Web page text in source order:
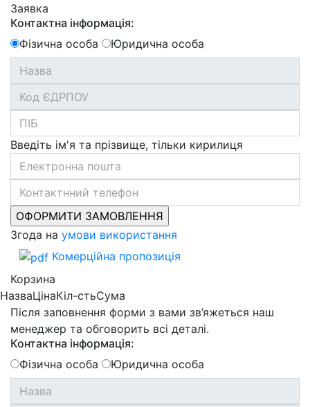
Заявка
Контактна інформація:
Фізична особа
Юридична особа
Введіть ім'я та прізвище, тільки кирилиця
Згода на умови використання
Комерційна пропозиція
Корзина
НазваЦінаКіл-стьСума
Після заповнення форми з вами зв’яжеться наш
менеджер та обговорить всі деталі.
Контактна інформація:
Фізична особа
Юридична особа